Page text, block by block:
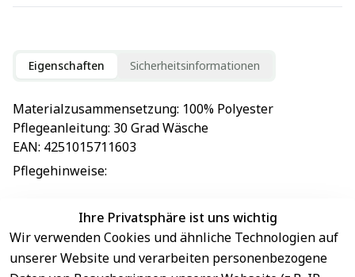
Eigenschaften Sicherheitsinformationen
Materialzusammensetzung: 100% Polyester
Pflegeanleitung: 30 Grad Wäsche
EAN: 4251015711603
Pflegehinweise:
EU-Verantwortliche Person - klicken Sie für Details
Ihre Privatsphäre ist uns wichtig
Wir verwenden Cookies und ähnliche Technologien auf
unserer Website und verarbeiten personenbezogene